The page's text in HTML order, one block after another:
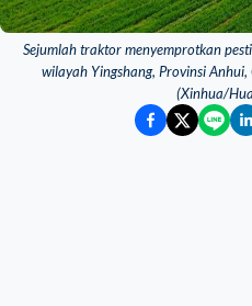
Sejumlah traktor menyemprotkan
wilayah Yingshang, Provinsi
(Xinhua/